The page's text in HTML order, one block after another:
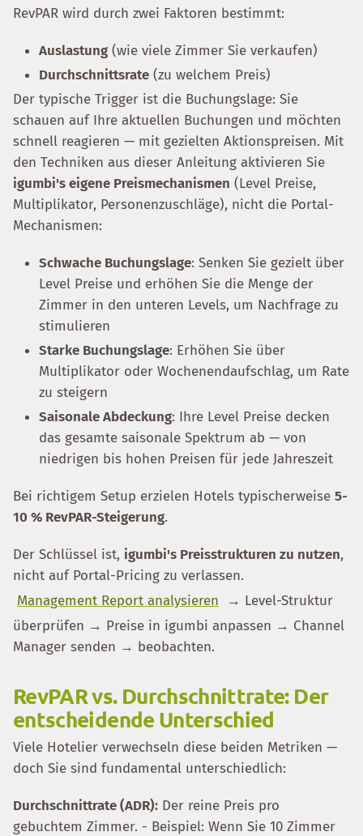
RevPAR wird durch zwei Faktoren bestimmt:
Auslastung (wie viele Zimmer Sie verkaufen)
Durchschnittsrate (zu welchem Preis)
Der typische Trigger ist die Buchungslage: Sie
schauen auf Ihre aktuellen Buchungen und möchten
schnell reagieren — mit gezielten Aktionspreisen. Mit
den Techniken aus dieser Anleitung aktivieren Sie
igumbi's eigene Preismechanismen (Level Preise,
Multiplikator, Personenzuschläge), nicht die Portal-
Mechanismen:
Schwache Buchungslage: Senken Sie gezielt über
Level Preise und erhöhen Sie die Menge der
Zimmer in den unteren Levels, um Nachfrage zu
stimulieren
Starke Buchungslage: Erhöhen Sie über
Multiplikator oder Wochenendaufschlag, um Rate
zu steigern
Saisonale Abdeckung: Ihre Level Preise decken
das gesamte saisonale Spektrum ab — von
niedrigen bis hohen Preisen für jede Jahreszeit
Bei richtigem Setup erzielen Hotels typischerweise 5-
10 % RevPAR-Steigerung.
Der Schlüssel ist, igumbi's Preisstrukturen zu nutzen,
nicht auf Portal-Pricing zu verlassen.
Management Report analysieren
→ Level-Struktur
überprüfen → Preise in igumbi anpassen → Channel
Manager senden → beobachten.
RevPAR vs. Durchschnittrate: Der
entscheidende Unterschied
Viele Hotelier verwechseln diese beiden Metriken —
doch Sie sind fundamental unterschiedlich:
Durchschnittrate (ADR): Der reine Preis pro
gebuchtem Zimmer. - Beispiel: Wenn Sie 10 Zimmer